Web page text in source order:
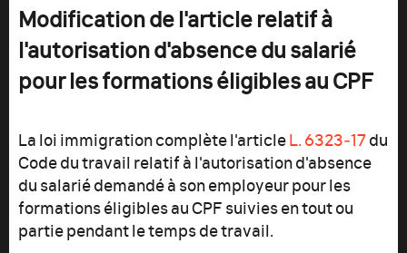
Modification de l'article relatif à
l'autorisation d'absence du salarié
pour les formations éligibles au CPF
La loi immigration complète l'articleL. 6323‑17du
Code du travail relatif à l'autorisation d'absence
du salarié demandé à son employeur pour les
formations éligibles au CPF suivies en tout ou
partie pendant le temps de travail.